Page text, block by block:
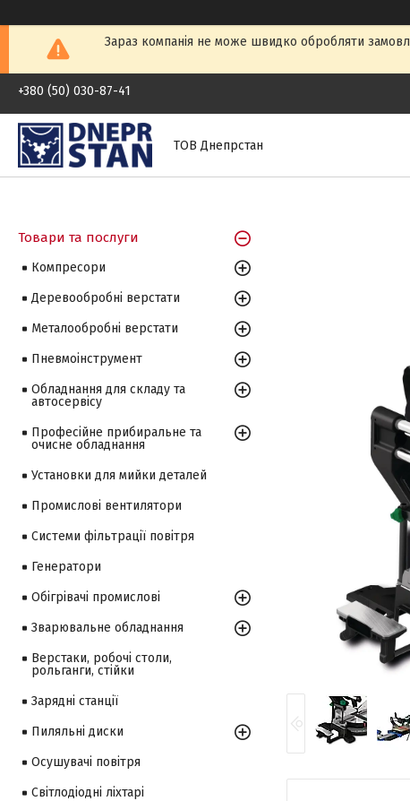
Зараз компанія не може швидко обробляти
+380 (50) 030-87-41
ТОВ Днепрстан
Товари та послуги
Компресори
Деревообробні верстати
Металообробні верстати
Пневмоінструмент
Обладнання для складу та
автосервісу
Професійне прибиральне та
очисне обладнання
Установки для мийки деталей
Промислові вентилятори
Системи фільтрації повітря
Генератори
Обігрівачі промислові
Зварювальне обладнання
Верстаки, робочі столи,
рольганги, стійки
Зарядні станції
Пиляльні диски
Осушувачі повітря
Світлодіодні ліхтарі